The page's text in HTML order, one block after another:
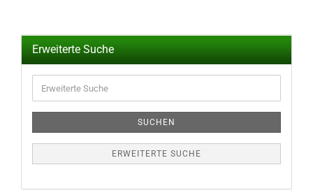
Erweiterte Suche
Suche
SUCHEN
ERWEITERTE SUCHE